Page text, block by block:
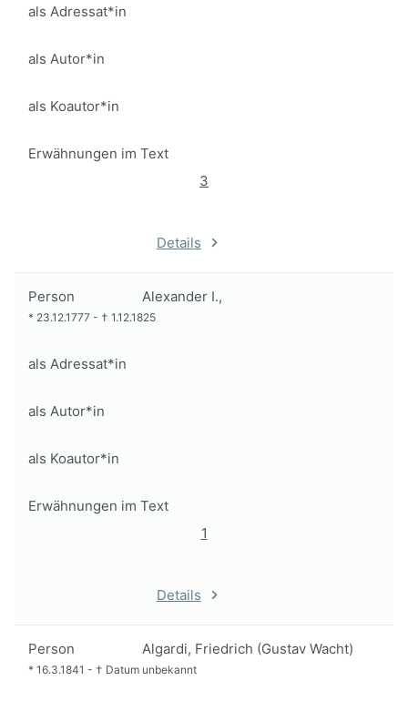
als Adressat*in
als Autor*in
als Koautor*in
Erwähnungen im Text
3
Details
Person Alexander I.,
* 23.12.1777 - † 1.12.1825
als Adressat*in
als Autor*in
als Koautor*in
Erwähnungen im Text
1
Details
Person Algardi, Friedrich (Gustav Wacht)
* 16.3.1841 - † Datum unbekannt